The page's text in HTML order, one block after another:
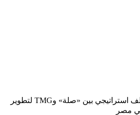
تحالف استراتيجي بين «صلة» وTMG لتطوير
مصر